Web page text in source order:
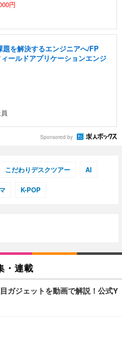
円
を解決するエンジニアへ/FP
ールドアプリケーションエンジ
Sponsored by
こだわりデスクツアー AI
K-POP
・連載
ガジェットを動画で解説！公式Y